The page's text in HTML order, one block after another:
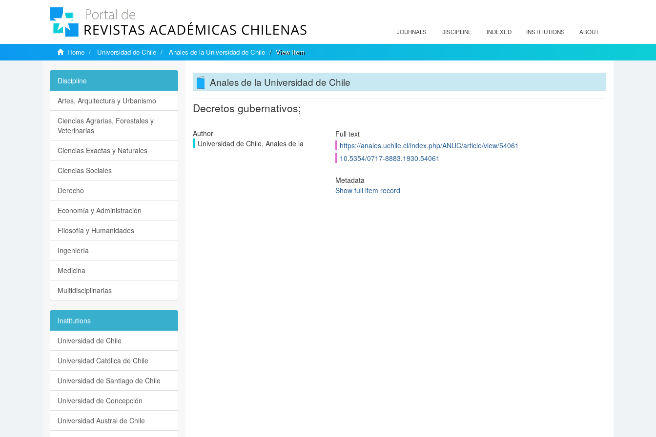
JOURNALS DISCIPLINE INDEXED INSTITUTIONS ABOUT
Home Universidad de Chile Anales de la Universidad de Chile View Item
Anales de la Universidad de Chile
Decretos gubernativos;
Author
Universidad de Chile, Anales de la
Full text
https://anales.uchile.cl/index.php/ANUC/article/view/54061
10.5354/0717-8883.1930.54061
Metadata
Show full item record
Discipline
Artes, Arquitectura y Urbanismo
Ciencias Agrarias, Forestales y
Veterinarias
Ciencias Exactas y Naturales
Ciencias Sociales
Derecho
Economía y Administración
Filosofía y Humanidades
Ingeniería
Medicina
Multidisciplinarias
Institutions
Universidad de Chile
Universidad Católica de Chile
Universidad de Santiago de Chile
Universidad de Concepción
Universidad Austral de Chile